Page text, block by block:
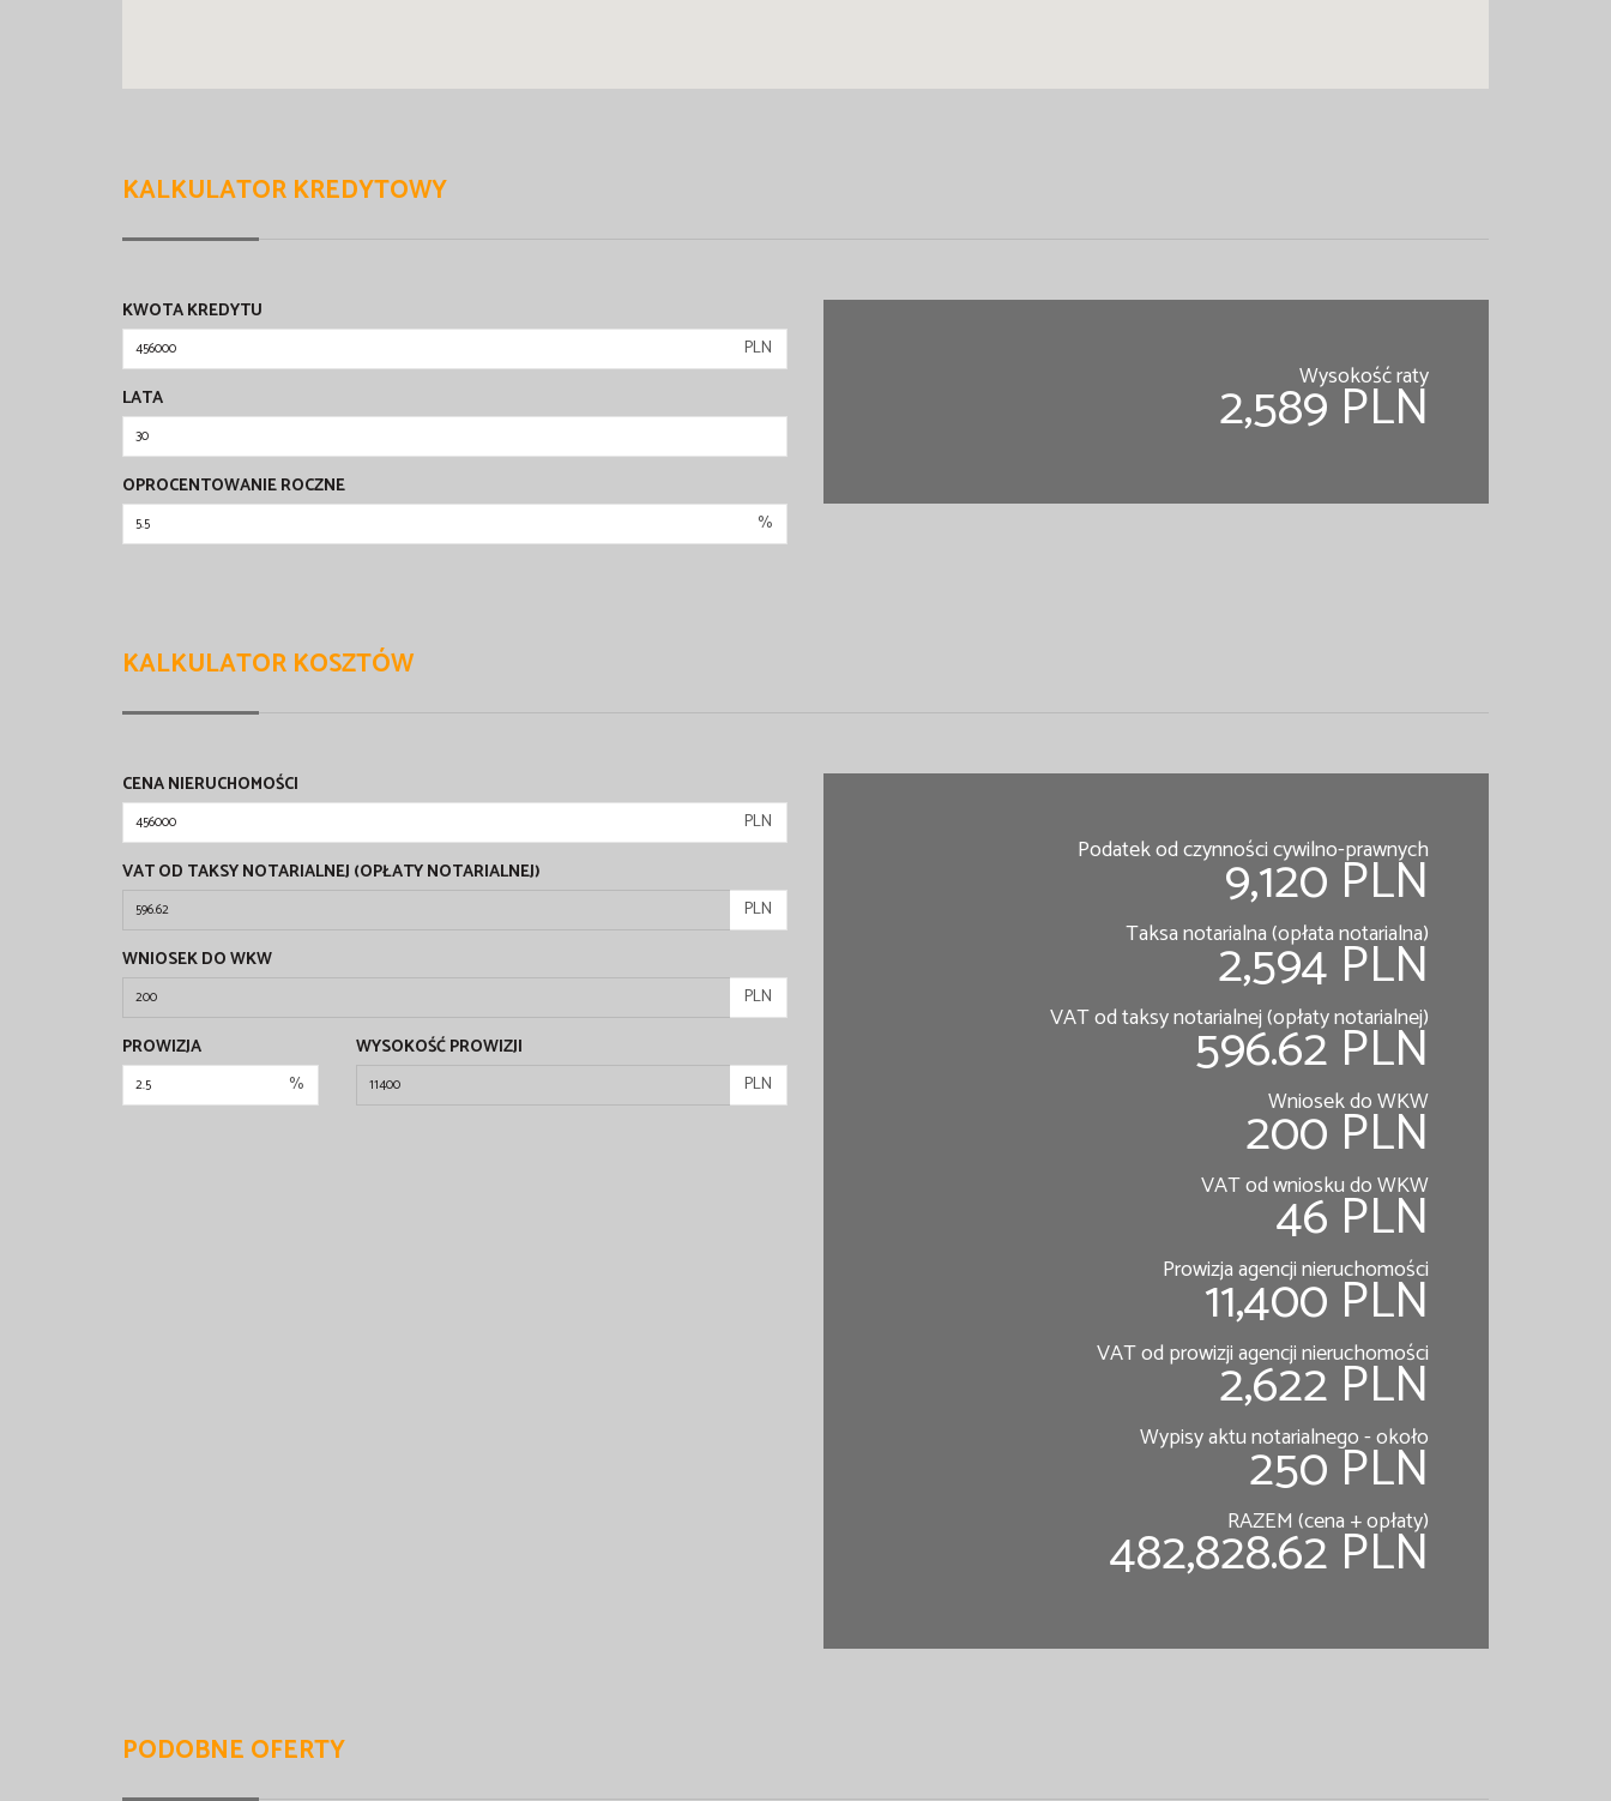
KALKULATOR KREDYTOWY
KWOTA KREDYTU
PLN
LATA
OPROCENTOWANIE ROCZNE
%
Wysokość raty
2,589 PLN
KALKULATOR KOSZTÓW
CENA NIERUCHOMOŚCI
PLN
VAT OD TAKSY NOTARIALNEJ (OPŁATY NOTARIALNEJ)
PLN
WNIOSEK DO WKW
PLN
PROWIZJA
%
WYSOKOŚĆ PROWIZJI
PLN
Podatek od czynności cywilno-prawnych
9,120 PLN
Taksa notarialna (opłata notarialna)
2,594 PLN
VAT od taksy notarialnej (opłaty notarialnej)
596.62 PLN
Wniosek do WKW
200 PLN
VAT od wniosku do WKW
46 PLN
Prowizja agencji nieruchomości
11,400 PLN
VAT od prowizji agencji nieruchomości
2,622 PLN
Wypisy aktu notarialnego - około
250 PLN
RAZEM (cena + opłaty)
482,828.62 PLN
PODOBNE OFERTY